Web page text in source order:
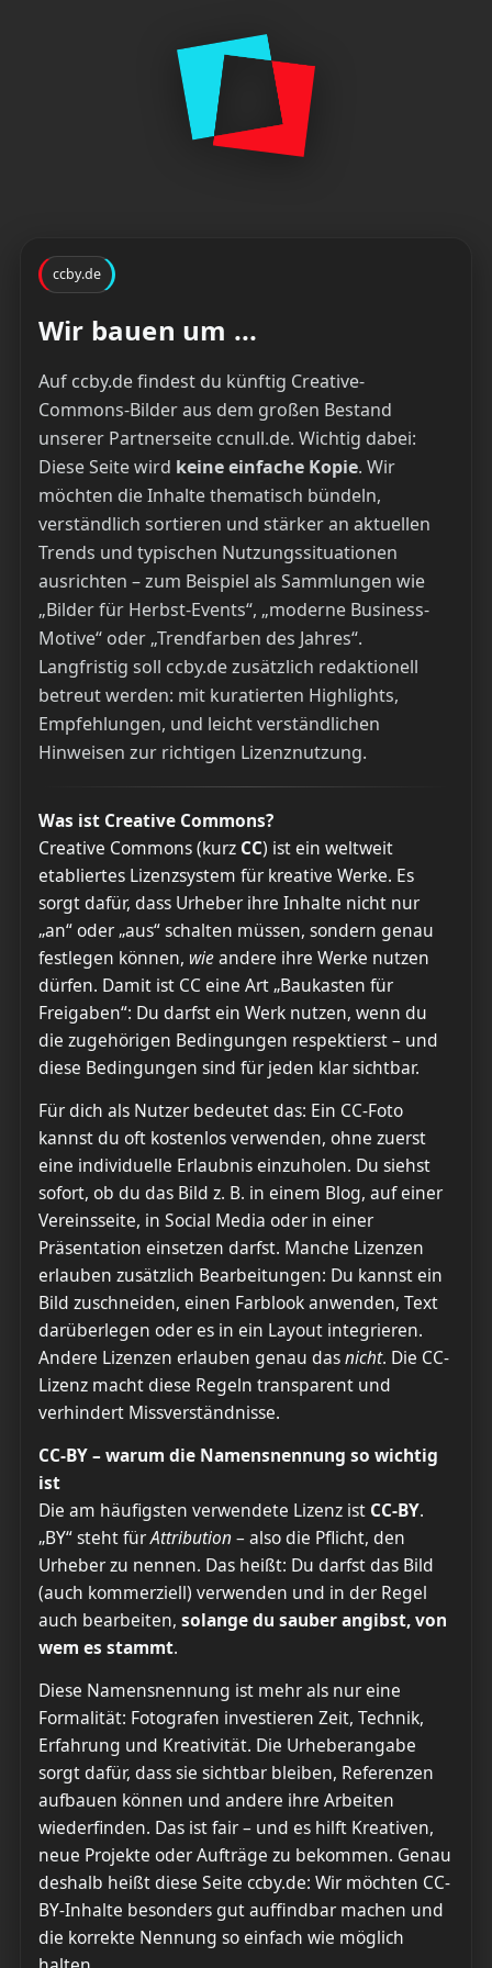
ccby.de
Wir bauen um ...
Auf ccby.de findest du künftig Creative-
Commons-Bilder aus dem großen Bestand
unserer Partnerseite ccnull.de. Wichtig dabei:
Diese Seite wird keine einfache Kopie. Wir
möchten die Inhalte thematisch bündeln,
verständlich sortieren und stärker an aktuellen
Trends und typischen Nutzungssituationen
ausrichten – zum Beispiel als Sammlungen wie
„Bilder für Herbst-Events“, „moderne Business-
Motive“ oder „Trendfarben des Jahres“.
Langfristig soll ccby.de zusätzlich redaktionell
betreut werden: mit kuratierten Highlights,
Empfehlungen, und leicht verständlichen
Hinweisen zur richtigen Lizenznutzung.
Was ist Creative Commons?
Creative Commons (kurz CC) ist ein weltweit
etabliertes Lizenzsystem für kreative Werke. Es
sorgt dafür, dass Urheber ihre Inhalte nicht nur
„an“ oder „aus“ schalten müssen, sondern genau
festlegen können, wieandere ihre Werke nutzen
dürfen. Damit ist CC eine Art „Baukasten für
Freigaben“: Du darfst ein Werk nutzen, wenn du
die zugehörigen Bedingungen respektierst – und
diese Bedingungen sind für jeden klar sichtbar.
Für dich als Nutzer bedeutet das: Ein CC-Foto
kannst du oft kostenlos verwenden, ohne zuerst
eine individuelle Erlaubnis einzuholen. Du siehst
sofort, ob du das Bild z. B. in einem Blog, auf einer
Vereinsseite, in Social Media oder in einer
Präsentation einsetzen darfst. Manche Lizenzen
erlauben zusätzlich Bearbeitungen: Du kannst ein
Bild zuschneiden, einen Farblook anwenden, Text
darüberlegen oder es in ein Layout integrieren.
Andere Lizenzen erlauben genau dasnicht. Die CC-
Lizenz macht diese Regeln transparent und
verhindert Missverständnisse.
CC-BY – warum die Namensnennung so wichtig
ist
Die am häufigsten verwendete Lizenz ist CC-BY.
„BY“ steht fürAttribution– also die Pflicht, den
Urheber zu nennen. Das heißt: Du darfst das Bild
(auch kommerziell) verwenden und in der Regel
auch bearbeiten, solange du sauber angibst, von
wem es stammt.
Diese Namensnennung ist mehr als nur eine
Formalität: Fotografen investieren Zeit, Technik,
Erfahrung und Kreativität. Die Urheberangabe
sorgt dafür, dass sie sichtbar bleiben, Referenzen
aufbauen können und andere ihre Arbeiten
wiederfinden. Das ist fair – und es hilft Kreativen,
neue Projekte oder Aufträge zu bekommen. Genau
deshalb heißt diese Seite ccby.de: Wir möchten CC-
BY-Inhalte besonders gut auffindbar machen und
die korrekte Nennung so einfach wie möglich